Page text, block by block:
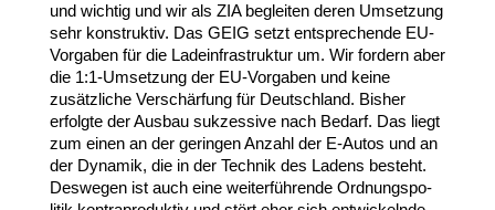
und wichtig und wir als ZIAbegleiten deren Umsetzung
sehr konstruktiv. Das GEIG setzt entspre­chende EU-​
Vorgaben für die Lade­infra­struktur um. Wir fordern aber
die 1:1‑Umsetzung der EU-​Vorgaben und keine
zusätz­liche Verschärfung für Deutschland. Bisher
erfolgte der Ausbau sukzessive nach Bedarf. Das liegt
zum einen an der geringen Anzahl der E‑Autos und an
der Dynamik, die in der Technik des Ladens besteht.
Deswegen ist auch eine weiter­füh­rende Ordnungs­po­